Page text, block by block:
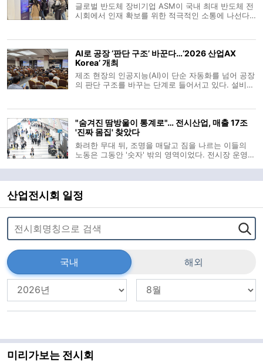
글로벌 반도체 장비기업 ASM이 국내 최대 반도체 전
시회에서 인재 확보를 위한 적극적인 소통에 나선다.
10일 밝혔다. 부스 2층 통
AI로 공장 ‘판단 구조’ 바꾼다…‘2026 산업AX
Korea’ 개최
제조 현장의 인공지능(AI)이 단순 자동화를 넘어 공장
의 판단 구조를 바꾸는 단계로 들어서고 있다. 설비가
이 같은 산업 현장의 변화를
"숨겨진 땀방울이 통계로"… 전시산업, 매출 17조
'진짜 몸집' 찾았다
화려한 무대 뒤, 조명을 매달고 짐을 나르는 이들의
노동은 그동안 '숫자' 밖의 영역이었다. 전시장 운영자
보이지 않던 가치를 공식 통계로 소환하며 전시산업
의 '진짜 몸집'을 드러냈
산업전시회 일정
국내 해외
미리가보는 전시회